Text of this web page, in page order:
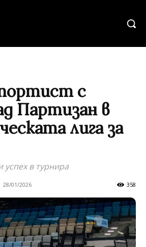
с
Партизан в
лига за
успех в турнира
28/01/2026 358